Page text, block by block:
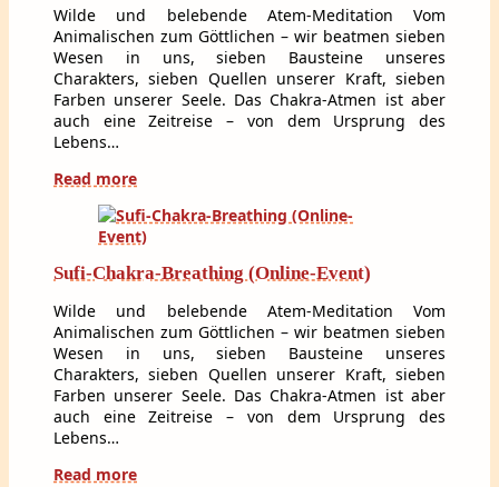
Wilde und belebende Atem-Meditation Vom
Animalischen zum Göttlichen – wir beatmen sieben
Wesen in uns, sieben Bausteine unseres
Charakters, sieben Quellen unserer Kraft, sieben
Farben unserer Seele. Das Chakra-Atmen ist aber
auch eine Zeitreise – von dem Ursprung des
Lebens…
Read more
Sufi-Chakra-Breathing (Online-Event)
Wilde und belebende Atem-Meditation Vom
Animalischen zum Göttlichen – wir beatmen sieben
Wesen in uns, sieben Bausteine unseres
Charakters, sieben Quellen unserer Kraft, sieben
Farben unserer Seele. Das Chakra-Atmen ist aber
auch eine Zeitreise – von dem Ursprung des
Lebens…
Read more